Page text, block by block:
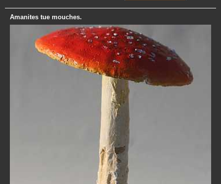
Amanites tue mouches.